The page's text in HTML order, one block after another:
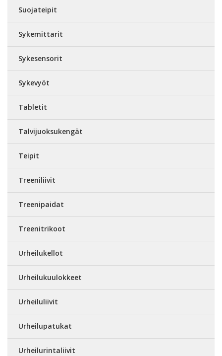
Suojateipit
Sykemittarit
Sykesensorit
Sykevyöt
Tabletit
Talvijuoksukengät
Teipit
Treeniliivit
Treenipaidat
Treenitrikoot
Urheilukellot
Urheilukuulokkeet
Urheiluliivit
Urheilupatukat
Urheilurintaliivit